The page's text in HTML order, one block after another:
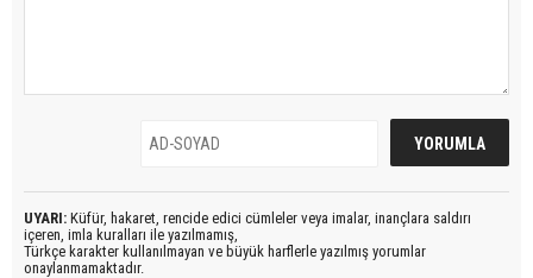
UYARI: Küfür, hakaret, rencide edici cümleler veya imalar, inançlara saldırı
içeren, imla kuralları ile yazılmamış,
Türkçe karakter kullanılmayan ve büyük harflerle yazılmış yorumlar
onaylanmamaktadır.